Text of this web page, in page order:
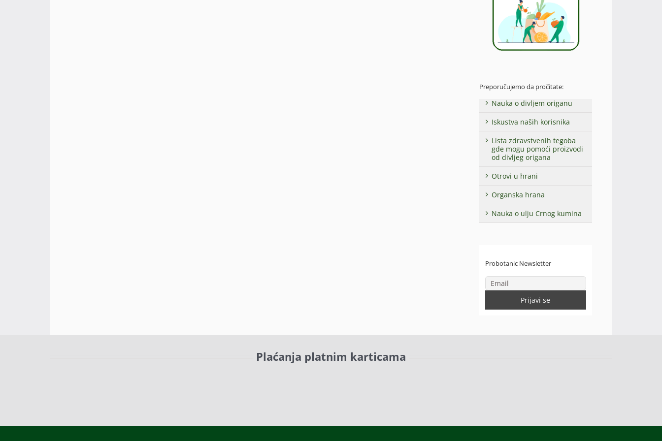
Preporučujemo da pročitate:
Nauka o divljem origanu
Iskustva naših korisnika
Lista zdravstvenih tegoba
gde mogu pomoći proizvodi
od divljeg origana
Otrovi u hrani
Organska hrana
Nauka o ulju Crnog kumina
Probotanic Newsletter
Plaćanja platnim karticama